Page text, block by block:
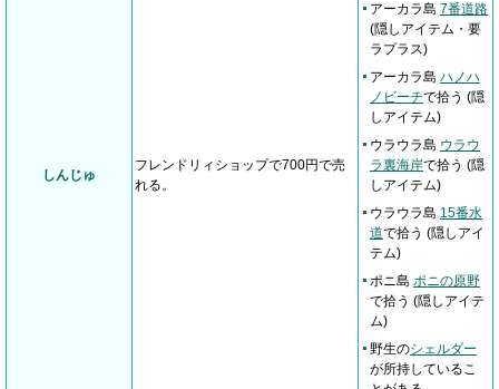
しんじゅ
フレンドリィショップで700円で売
れる。
アーカラ島 7番道路
(隠しアイテム・要
ラプラス)
アーカラ島 ハノハ
ノビーチで拾う (隠
しアイテム)
ウラウラ島 ウラウ
ラ裏海岸で拾う (隠
しアイテム)
ウラウラ島 15番水
道で拾う (隠しアイ
テム)
ポニ島 ポニの原野
で拾う (隠しアイテ
ム)
野生のシェルダー
が所持しているこ